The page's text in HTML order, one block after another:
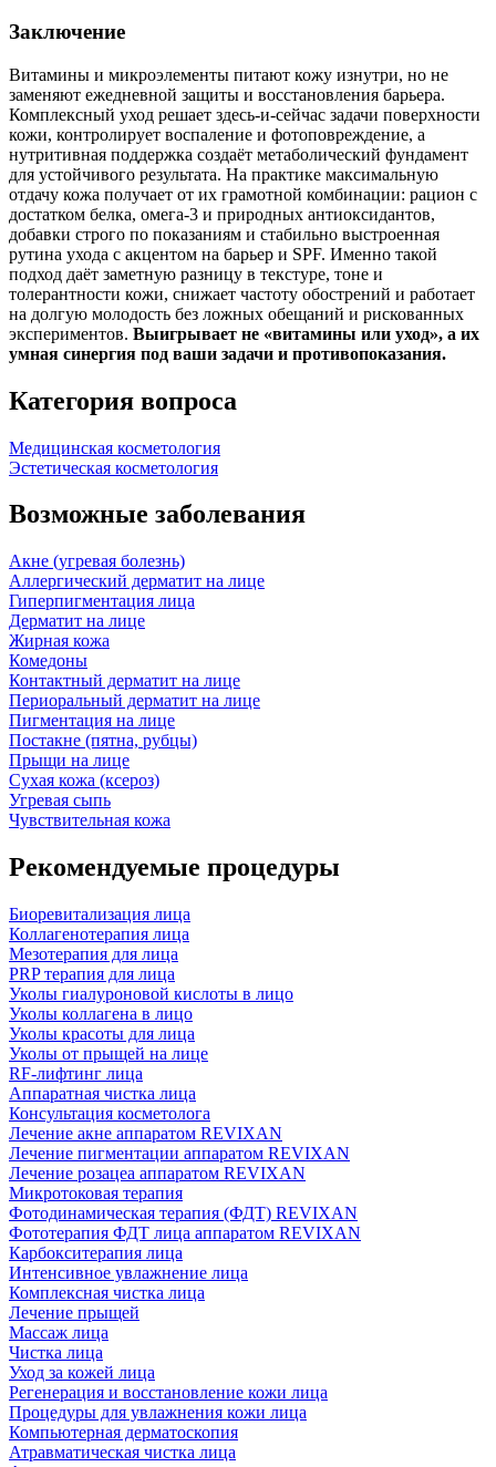
Заключение
Витамины и микроэлементы питают кожу изнутри, но не
заменяют ежедневной защиты и восстановления барьера.
Комплексный уход решает здесь‑и‑сейчас задачи поверхности
кожи, контролирует воспаление и фотоповреждение, а
нутритивная поддержка создаёт метаболический фундамент
для устойчивого результата. На практике максимальную
отдачу кожа получает от их грамотной комбинации: рацион с
достатком белка, омега‑3 и природных антиоксидантов,
добавки строго по показаниям и стабильно выстроенная
рутина ухода с акцентом на барьер и SPF. Именно такой
подход даёт заметную разницу в текстуре, тоне и
толерантности кожи, снижает частоту обострений и работает
на долгую молодость без ложных обещаний и рискованных
экспериментов. Выигрывает не «витамины или уход», а их
умная синергия под ваши задачи и противопоказания.
Категория вопроса
Медицинская косметология
Эстетическая косметология
Возможные заболевания
Акне (угревая болезнь)
Аллергический дерматит на лице
Гиперпигментация лица
Дерматит на лице
Жирная кожа
Комедоны
Контактный дерматит на лице
Периоральный дерматит на лице
Пигментация на лице
Постакне (пятна, рубцы)
Прыщи на лице
Сухая кожа (ксероз)
Угревая сыпь
Чувствительная кожа
Рекомендуемые процедуры
Биоревитализация лица
Коллагенотерапия лица
Мезотерапия для лица
PRP терапия для лица
Уколы гиалуроновой кислоты в лицо
Уколы коллагена в лицо
Уколы красоты для лица
Уколы от прыщей на лице
RF-лифтинг лица
Аппаратная чистка лица
Консультация косметолога
Лечение акне аппаратом REVIXAN
Лечение пигментации аппаратом REVIXAN
Лечение розацеа аппаратом REVIXAN
Микротоковая терапия
Фотодинамическая терапия (ФДТ) REVIXAN
Фототерапия ФДТ лица аппаратом REVIXAN
Карбокситерапия лица
Интенсивное увлажнение лица
Комплексная чистка лица
Лечение прыщей
Массаж лица
Чистка лица
Уход за кожей лица
Регенерация и восстановление кожи лица
Процедуры для увлажнения кожи лица
Компьютерная дерматоскопия
Атравматическая чистка лица